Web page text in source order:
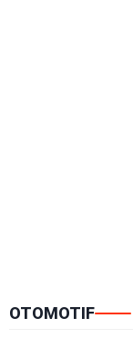
OTOMOTIF